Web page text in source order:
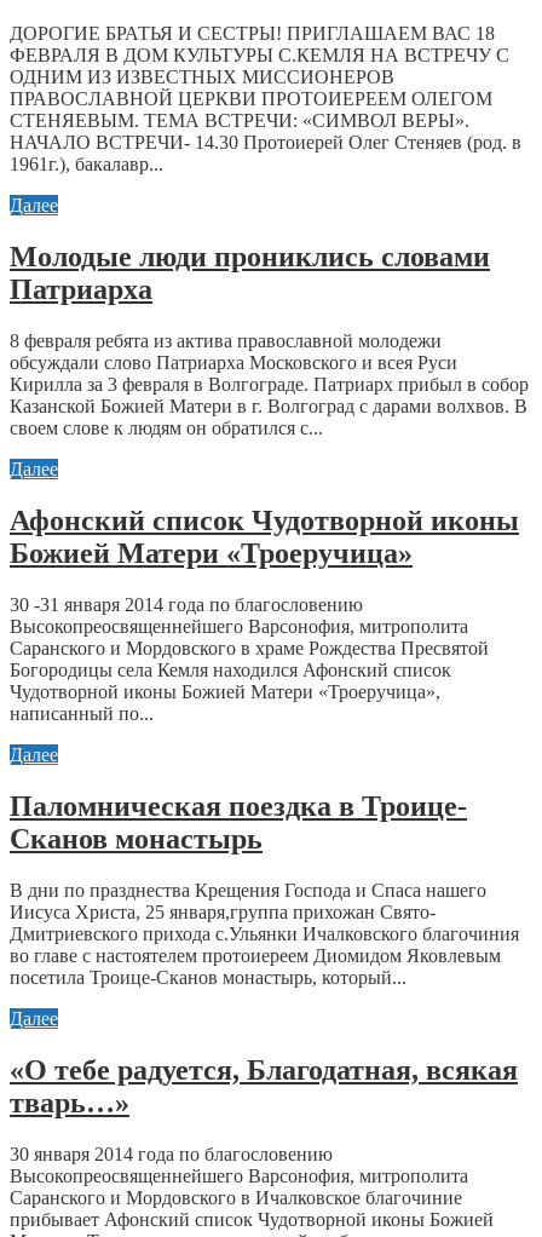
ДОРОГИЕ БРАТЬЯ И СЕСТРЫ! ПРИГЛАШАЕМ ВАС 18
ФЕВРАЛЯ В ДОМ КУЛЬТУРЫ С.КЕМЛЯ НА ВСТРЕЧУ С
ОДНИМ ИЗ ИЗВЕСТНЫХ МИССИОНЕРОВ
ПРАВОСЛАВНОЙ ЦЕРКВИ ПРОТОИЕРЕЕМ ОЛЕГОМ
СТЕНЯЕВЫМ. ТЕМА ВСТРЕЧИ: «СИМВОЛ ВЕРЫ».
НАЧАЛО ВСТРЕЧИ- 14.30 Протоиерей Олег Стеняев (род. в
1961г.), бакалавр...
Далее
Молодые люди прониклись словами
Патриарха
8 февраля ребята из актива православной молодежи
обсуждали слово Патриарха Московского и всея Руси
Кирилла за 3 февраля в Волгограде. Патриарх прибыл в собор
Казанской Божией Матери в г. Волгоград с дарами волхвов. В
своем слове к людям он обратился с...
Далее
Афонский список Чудотворной иконы
Божией Матери «Троеручица»
30 -31 января 2014 года по благословению
Высокопреосвященнейшего Варсонофия, митрополита
Саранского и Мордовского в храме Рождества Пресвятой
Богородицы села Кемля находился Афонский список
Чудотворной иконы Божией Матери «Троеручица»,
написанный по...
Далее
Паломническая поездка в Троице-
Сканов монастырь
В дни по празднества Крещения Господа и Спаса нашего
Иисуса Христа, 25 января,группа прихожан Свято-
Дмитриевского прихода с.Ульянки Ичалковского благочиния
во главе с настоятелем протоиереем Диомидом Яковлевым
посетила Троице-Сканов монастырь, который...
Далее
«О тебе радуется, Благодатная, всякая
тварь…»
30 января 2014 года по благословению
Высокопреосвященнейшего Варсонофия, митрополита
Саранского и Мордовского в Ичалковское благочиние
прибывает Афонский список Чудотворной иконы Божией